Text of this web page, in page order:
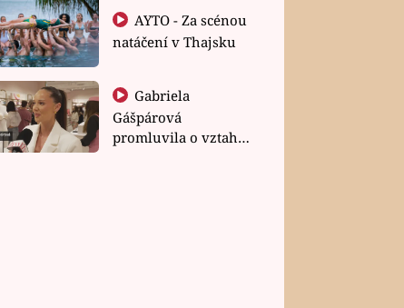
natáčení v Thajsku
Gabriela
Gášpárová
promluvila o vztahu